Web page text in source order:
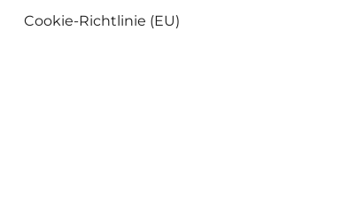
Cookie-Richtlinie (EU)